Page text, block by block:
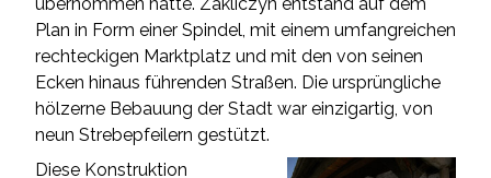
übernommen hatte. Zakliczyn entstand auf dem
Plan in Form einer Spindel, mit einem umfangreichen
rechteckigen Marktplatz und mit den von seinen
Ecken hinaus führenden Straßen. Die ursprüngliche
hölzerne Bebauung der Stadt war einzigartig, von
neun Strebepfeilern gestützt.
Diese Konstruktion